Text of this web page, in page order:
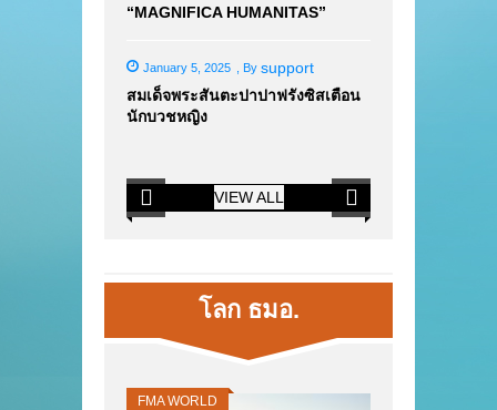
“MAGNIFICA HUMANITAS”
January 5, 2025 By support
สมเด็จพระสันตะปาปาฟรังซิสเตือน
นักบวชหญิง
VIEW ALL
โลก ธมอ.
FMA WORLD